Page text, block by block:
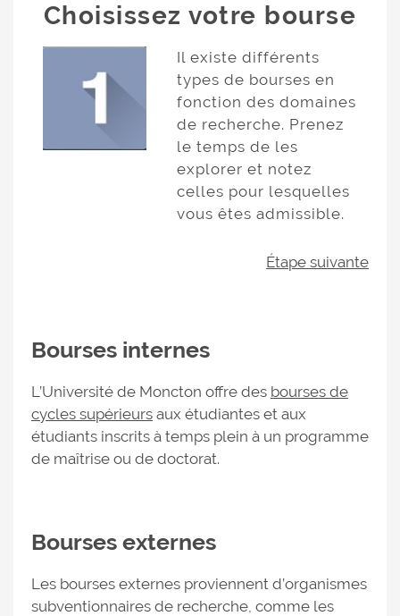
Choisissez votre bourse
Il existe différents
types de bourses en
fonction des domaines
de recherche. Prenez
le temps de les
explorer et notez
celles pour lesquelles
vous êtes admissible.
Étape suivante
Bourses internes
L’Université de Moncton offre des bourses de
cycles supérieurs aux étudiantes et aux
étudiants inscrits à temps plein à un programme
de maîtrise ou de doctorat.
Bourses externes
Les bourses externes proviennent d’organismes
subventionnaires de recherche, comme les